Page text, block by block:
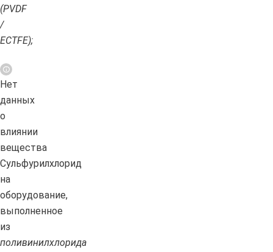
(PVDF
/
ECTFE);
Нет
данных
о
влиянии
вещества
Сульфурилхлорид
на
оборудование,
выполненное
из
поливинилхлорида